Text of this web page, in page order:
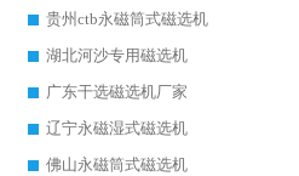
贵州ctb永磁筒式磁选机
湖北河沙专用磁选机
广东干选磁选机厂家
辽宁永磁湿式磁选机
佛山永磁筒式磁选机